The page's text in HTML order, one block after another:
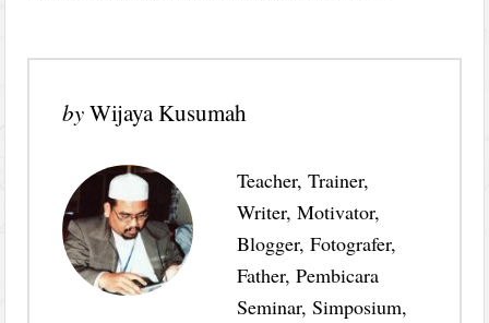
byWijaya Kusumah
Teacher, Trainer,
Writer, Motivator,
Blogger, Fotografer,
Father, Pembicara
Seminar, Simposium,